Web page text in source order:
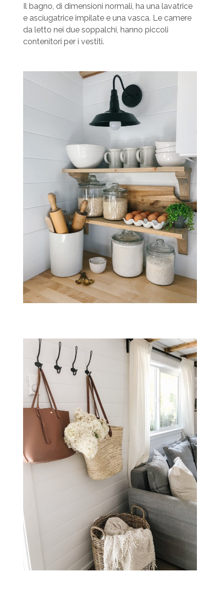
Il bagno, di dimensioni normali, ha una lavatrice
e asciugatrice impilate e una vasca. Le camere
da letto nei due soppalchi, hanno piccoli
contenitori per i vestiti.